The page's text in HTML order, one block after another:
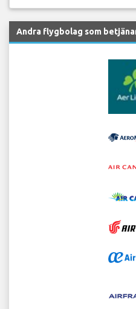
Andra flygbolag som